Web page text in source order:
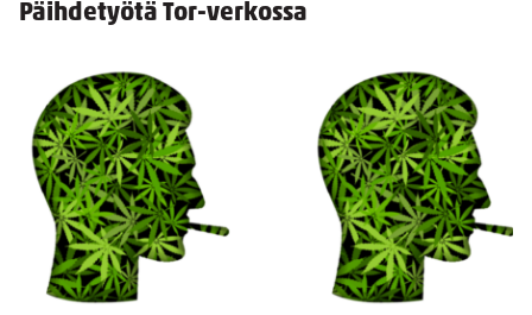
Päihdetyötä Tor-verkossa